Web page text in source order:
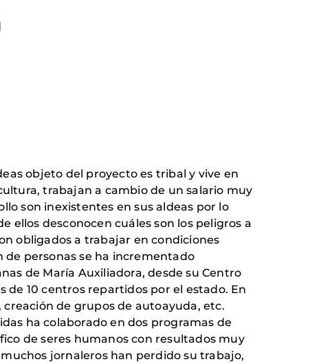
objeto del proyecto es tribal y vive en
trabajan a cambio de un salario muy
son inexistentes en sus aldeas por lo
ellos desconocen cuáles son los peligros a
obligados a trabajar en condiciones
de personas se ha incrementado
de María Auxiliadora, desde su Centro
de 10 centros repartidos por el estado. En
de grupos de autoayuda, etc.
ha colaborado en dos programas de
de seres humanos con resultados muy
jornaleros han perdido su trabajo,